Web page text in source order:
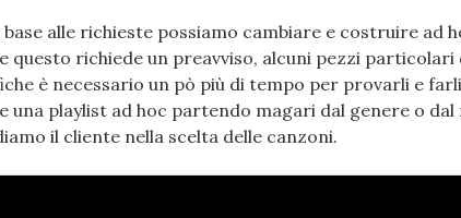
alle richieste possiamo cambiare e costruire ad
questo richiede un preavviso, alcuni pezzi particolari
è necessario un pò più di tempo per provarli e
playlist ad hoc partendo magari dal genere o dal
il cliente nella scelta delle canzoni.